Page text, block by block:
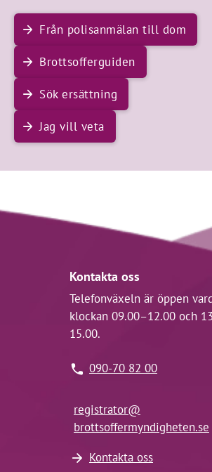
Från polisanmälan till dom
Brottsofferguiden
Sök ersättning
Jag vill veta
Kontakta oss
Telefonväxeln är öppen
klockan 09.00–12.00 och
15.00.
090-70 82 00
registrator@
brottsoffermyndigheten.se
Kontakta oss